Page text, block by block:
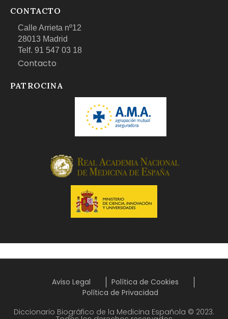
CONTACTO
Calle Arrieta nº12
28013 Madrid
Telf. 91 547 03 18
Contacto
PATROCINA
Aviso Legal
Política de Cookies
Política de Privacidad
Diccionario Biográfico de la Medicina Española © 2023.